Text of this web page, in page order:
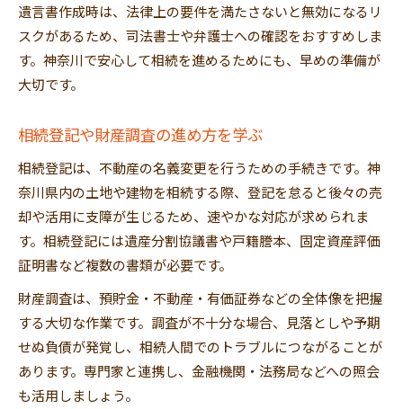
遺言書作成時は、法律上の要件を満たさないと無効になるリ
スクがあるため、司法書士や弁護士への確認をおすすめしま
す。神奈川で安心して相続を進めるためにも、早めの準備が
大切です。
相続登記や財産調査の進め方を学ぶ
相続登記は、不動産の名義変更を行うための手続きです。神
奈川県内の土地や建物を相続する際、登記を怠ると後々の売
却や活用に支障が生じるため、速やかな対応が求められま
す。相続登記には遺産分割協議書や戸籍謄本、固定資産評価
証明書など複数の書類が必要です。
財産調査は、預貯金・不動産・有価証券などの全体像を把握
する大切な作業です。調査が不十分な場合、見落としや予期
せぬ負債が発覚し、相続人間でのトラブルにつながることが
あります。専門家と連携し、金融機関・法務局などへの照会
も活用しましょう。